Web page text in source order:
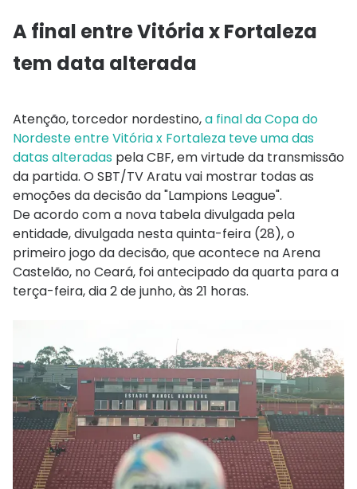
A final entre Vitória x Fortaleza
tem data alterada
Atenção, torcedor nordestino,a final da Copa do
Nordeste entre Vitória x Fortaleza teve uma das
datas alteradas pela CBF, em virtude da transmissão
da partida. O SBT/TV Aratu vai mostrar todas as
emoções da decisão da "Lampions League".
De acordo com a nova tabela divulgada pela
entidade, divulgada nesta quinta-feira (28), o
primeiro jogo da decisão, que acontece na Arena
Castelão, no Ceará, foi antecipado da quarta para a
terça-feira, dia 2 de junho, às 21 horas.